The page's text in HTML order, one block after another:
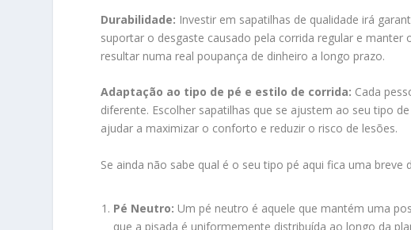
Durabilidade: Investir em sapatilhas de qualidade irá
suportar o desgaste causado pela corrida regular e
resultar numa real poupança de dinheiro a longo prazo.
Adaptação ao tipo de pé e estilo de corrida: Cada
diferente. Escolher sapatilhas que se ajustem ao seu tipo
ajudar a maximizar o conforto e reduzir o risco de lesões.
Se ainda não sabe qual é o seu tipo pé aqui fica uma breve
Pé Neutro: Um pé neutro é aquele que mantém uma
que a pisada é uniformemente distribuída ao longo da